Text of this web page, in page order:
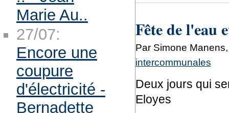
Fête de l'eau
Par Simone
intercommunales
Deux jours qui
Eloyes
Marie Au..
27/07:
Encore une
coupure
d'électricité -
Bernadette